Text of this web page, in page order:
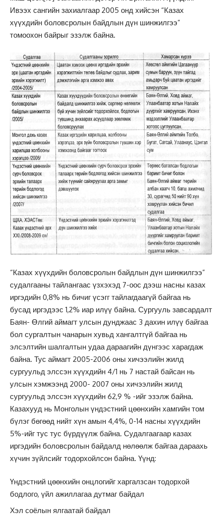
Ивээх сангийн захиалгаар 2005 онд хийсэн “Казах
хүүхдийн боловсролын байдлын дүн шинжилгээ”
томоохон байрыг эзэлж байна.
“Казах хүүхдийн боловсролын байдлын дүн шинжилгээ”
судалгааны тайлангаас үзхэхэд 7-оос дээш насны казах
иргэдийн 0,8% нь бичиг үсэгг тайлагдаагүй байгаа нь
бусад иргэдээс 1,2% иар илүү байна. Сургууль завсардалт
Баян- Өлгий аймагт улсын дунджаас 3 дахин илүү байгаа
бол сургалтын чанарын хувьд хангалтгүй байгаа нь
элсэлтийн шалгалтын удаа дараагийн дүнгээс харагдаж
байна. Тус аймагт 2005-2006 оны хичээлийн жилд
сургуульд элссэн хүүхдийн 4/1 нь 7 настай байсан нь
улсын хэмжээнд 2000- 2007 оны хичээлийн жилд
сургуульд элссэн хүүхдийн 62,9 % -ийг эзэлж байна.
Казахууд нь Монголын үндэстний цөөнхийн хамгийн том
бүлэг бөгөөд нийт хүн амын 4,4%, 0-14 насны хүүхдийн
5%-ийг тус тус бүрдүүлж байна. Судалгаагаар казах
иргэдийн боловсролын байдалд нөлөөлж байгаа дараахь
хүчин зүйлсийг тодорхойлсон байна. Үүнд:
Үндэстний цөөнхийн онцлогийг харгалзсан тодорхой
бодлого, үйл ажиллагаа дутмаг байдал
Хэл соёлын ялгаатай байдал